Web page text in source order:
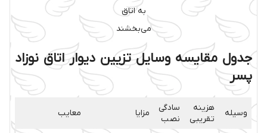
به اتاق
می‌بخشند
جدول مقایسه وسایل تزیین دیوار اتاق نوزاد
پسر
وسیله
هزینه
تقریبی
سادگی
نصب
مزایا معایب